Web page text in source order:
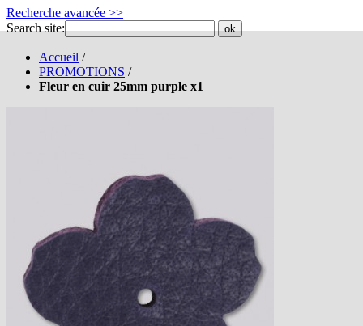
Recherche avancée >>
Search site:
ok
Accueil /
PROMOTIONS /
Fleur en cuir 25mm purple x1